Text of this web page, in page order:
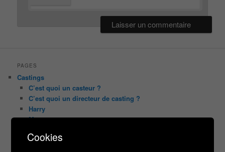
PAGES
Castings
C’est quoi un casteur ?
C’est quoi un directeur de casting ?
Harry
Motus
C’est quoi un casting ?
Cookies